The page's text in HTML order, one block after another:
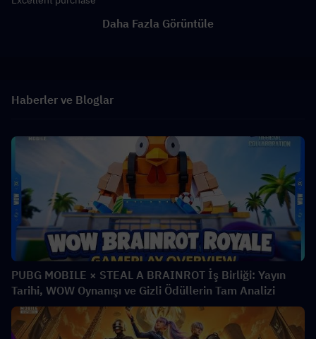
Daha Fazla Görüntüle
Haberler ve Bloglar
PUBG MOBILE × STEAL A BRAINROT İş Birliği: Yayın
Tarihi, WOW Oynanışı ve Gizli Ödüllerin Tam Analizi